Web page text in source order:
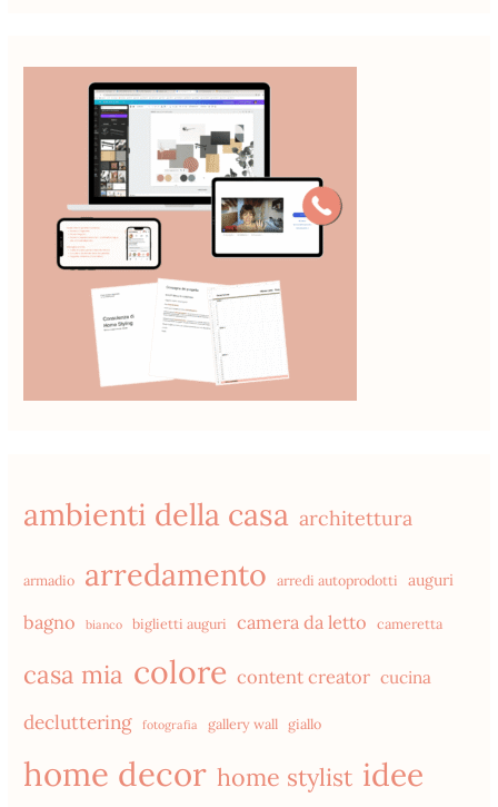
ambienti della casa architettura
armadio arredamento arredi autoprodotti auguri
bagno bianco biglietti auguri camera da letto cameretta
casa mia colore content creator cucina
decluttering fotografia gallery wall giallo
home decor home stylist idee